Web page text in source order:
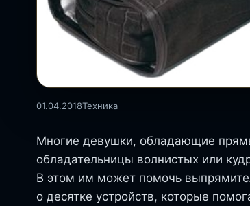
01.04.2018Техника
Многие девушки, обладающие
обладательницы волнистых или
В этом им может помочь
о десятке устройств, которые